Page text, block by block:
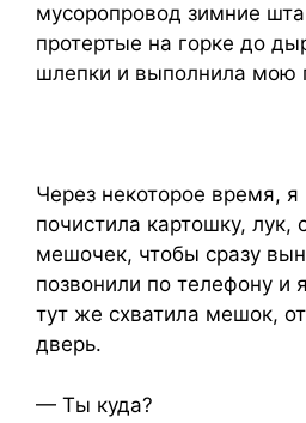
мусоропровод зимние
протертые на горке до
шлепки и выполнила мою
Через некоторое время, я
почистила картошку, лук,
мешочек, чтобы сразу
позвонили по телефону и
тут же схватила мешок,
дверь.
— Ты куда?